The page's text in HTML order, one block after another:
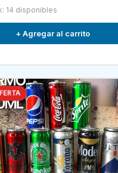
14 disponibles
+ Agregar al carrito